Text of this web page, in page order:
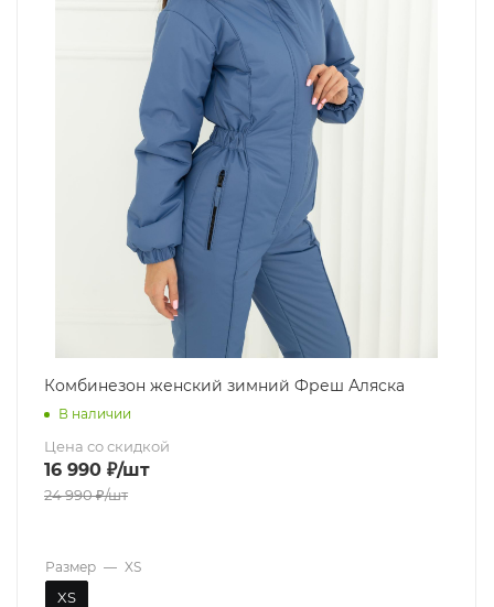
Комбинезон женский зимний Фреш Аляска
В наличии
Цена со скидкой
16 990 ₽/шт
24 990₽/шт
Размер — XS
XS